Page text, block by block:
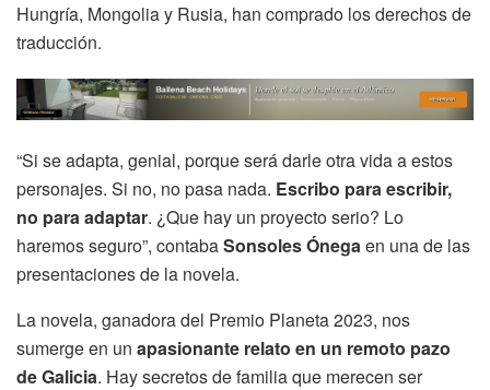
Hungría, Mongolia y Rusia, han comprado los derechos de
traducción.
“Si se adapta, genial, porque será darle otra vida a estos
personajes. Si no, no pasa nada. Escribo para escribir,
no para adaptar. ¿Que hay un proyecto serio? Lo
haremos seguro”, contabaSonsoles Ónegaen una de las
presentaciones de la novela.
La novela, ganadora del Premio Planeta 2023, nos
sumerge en un apasionante relato en un remoto pazo
de Galicia. Hay secretos de familia que merecen ser